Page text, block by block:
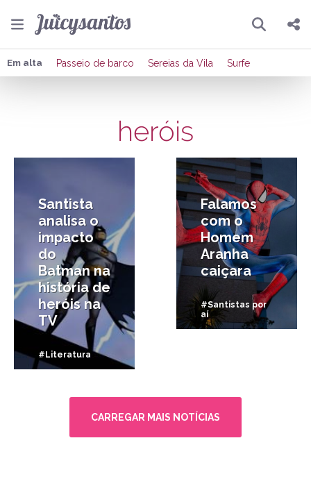
Pesquisar
Compartilhar
Publicar no Facebook
Publicar no X
Em alta Passeio de barco Sereias da Vila Surfe
heróis
Santista
analisa o
impacto
do
Batman na
história de
heróis na
TV
#Literatura
Falamos
com o
Homem
Aranha
caiçara
#Santistas por
aí
CARREGAR MAIS NOTÍCIAS